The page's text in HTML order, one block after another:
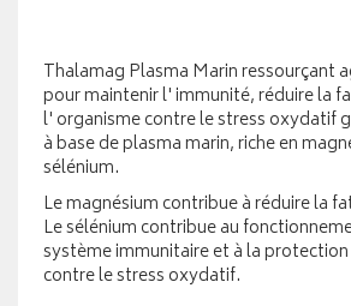
Thalamag Plasma Marin ressourçant
pour maintenir l' immunité, réduire la
l' organisme contre le stress oxydatif
à base de plasma marin, riche en
sélénium.
Le magnésium contribue à réduire la
Le sélénium contribue au
système immunitaire et à la
contre le stress oxydatif.